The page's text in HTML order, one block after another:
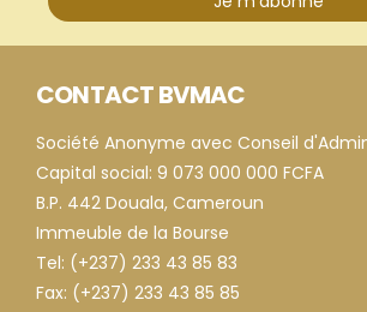
CONTACT BVMAC
Société Anonyme avec Conseil
Capital social: 9 073 000 000 FCFA
B.P. 442 Douala, Cameroun
Immeuble de la Bourse
Tel: (+237) 233 43 85 83
Fax: (+237) 233 43 85 85